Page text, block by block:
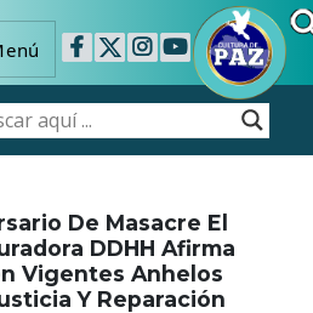
De Masacre El
DDHH Afirma
Vigentes Anhelos
Y Reparación